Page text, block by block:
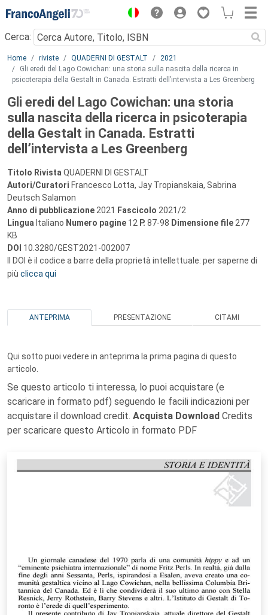
Menu
Cerca:
Main content
Home riviste QUADERNI DI GESTALT
2021
Gli eredi del Lago Cowichan: una storia sulla nascita della ricerca in
psicoterapia della Gestalt in Canada. Estratti dell’intervista a Les Greenberg
Gli eredi del Lago Cowichan: una storia
sulla nascita della ricerca in psicoterapia
della Gestalt in Canada. Estratti
dell’intervista a Les Greenberg
Titolo Rivista QUADERNI DI GESTALT
Autori/Curatori Francesco Lotta, Jay Tropianskaia, Sabrina
Deutsch Salamon
Anno di pubblicazione 2021 Fascicolo 2021/2
Lingua Italiano Numero pagine 12 P. 87-98 Dimensione file 277
KB
DOI 10.3280/GEST2021-002007
Il DOI è il codice a barre della proprietà intellettuale: per saperne di
più clicca qui
ANTEPRIMA PRESENTAZIONE CITAMI
Qui sotto puoi vedere in anteprima la prima pagina di questo
articolo.
Se questo articolo ti interessa, lo puoi acquistare (e
scaricare in formato pdf) seguendo le facili indicazioni per
acquistare il download credit. Acquista Download Credits
per scaricare questo Articolo in formato PDF